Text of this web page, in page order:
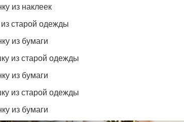
из наклеек
старой одежды
из бумаги
из старой одежды
из бумаги
из старой одежды
из бумаги